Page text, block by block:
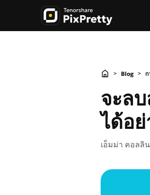
ย
เ
> Blog > ก
จะล
ได้อย่
เอ็มม่า คอลลิ